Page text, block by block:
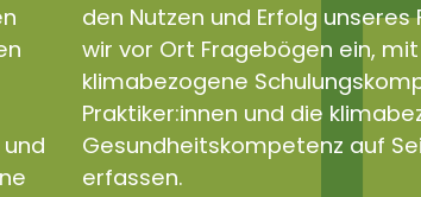
den Nutzen und Erfolg
wir vor Ort Fragebögen ein,
klimabezogene
Praktiker:innen und die
Gesundheitskompetenz auf
erfassen.